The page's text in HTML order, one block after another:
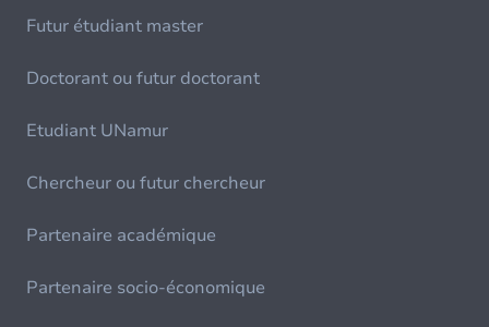
Futur étudiant master
Doctorant ou futur doctorant
Etudiant UNamur
Chercheur ou futur chercheur
Partenaire académique
Partenaire socio-économique